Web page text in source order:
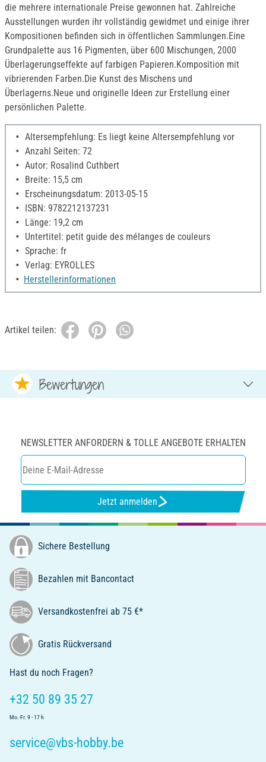
die mehrere internationale Preise gewonnen hat. Zahlreiche
Ausstellungen wurden ihr vollständig gewidmet und einige ihrer
Kompositionen befinden sich in öffentlichen Sammlungen.Eine
Grundpalette aus 16 Pigmenten, über 600 Mischungen, 2000
Überlagerungseffekte auf farbigen Papieren.Komposition mit
vibrierenden Farben.Die Kunst des Mischens und
Überlagerns.Neue und originelle Ideen zur Erstellung einer
persönlichen Palette.
Altersempfehlung: Es liegt keine Altersempfehlung vor
Anzahl Seiten: 72
Autor: Rosalind Cuthbert
Breite: 15,5 cm
Erscheinungsdatum: 2013-05-15
ISBN: 9782212137231
Länge: 19,2 cm
Untertitel: petit guide des mélanges de couleurs
Sprache: fr
Verlag: EYROLLES
Herstellerinformationen
Artikel teilen:
Bewertungen
NEWSLETTER ANFORDERN & TOLLE ANGEBOTE ERHALTEN
Jetzt anmelden
Sichere Bestellung
Bezahlen mit Bancontact
Versandkostenfrei ab 75 €*
Gratis Rückversand
Hast du noch Fragen?
+32 50 89 35 27
Mo.-Fr. 9 - 17 h
service@vbs-hobby.be